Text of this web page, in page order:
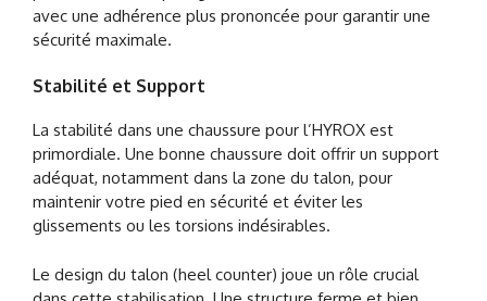
avec une adhérence plus prononcée pour garantir une
sécurité maximale.
Stabilité et Support
La stabilité dans une chaussure pour l’HYROX est
primordiale. Une bonne chaussure doit offrir un support
adéquat, notamment dans la zone du talon, pour
maintenir votre pied en sécurité et éviter les
glissements ou les torsions indésirables.
Le design du talon (heel counter) joue un rôle crucial